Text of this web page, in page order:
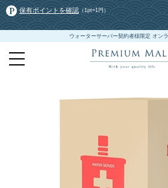
保有ポイントを確認 （1pt=1円）
ウォーターサーバー契約者様限定 オン